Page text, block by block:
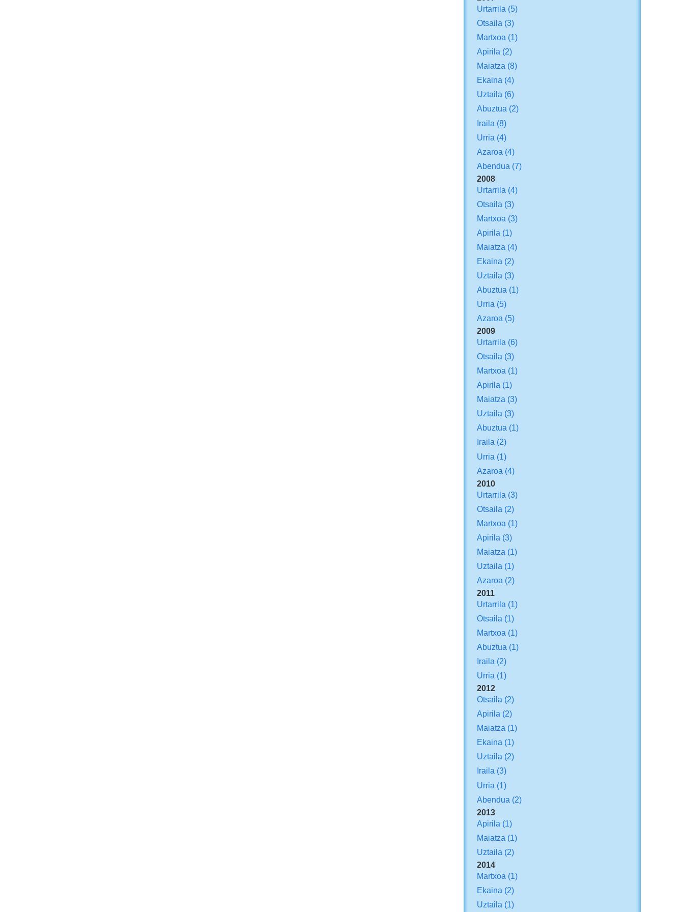
Urtarrila (5)
Otsaila (3)
Martxoa (1)
Apirila (2)
Maiatza (8)
Ekaina (4)
Uztaila (6)
Abuztua (2)
Iraila (8)
Urria (4)
Azaroa (4)
Abendua (7)
2008
Urtarrila (4)
Otsaila (3)
Martxoa (3)
Apirila (1)
Maiatza (4)
Ekaina (2)
Uztaila (3)
Abuztua (1)
Urria (5)
Azaroa (5)
2009
Urtarrila (6)
Otsaila (3)
Martxoa (1)
Apirila (1)
Maiatza (3)
Uztaila (3)
Abuztua (1)
Iraila (2)
Urria (1)
Azaroa (4)
2010
Urtarrila (3)
Otsaila (2)
Martxoa (1)
Apirila (3)
Maiatza (1)
Uztaila (1)
Azaroa (2)
2011
Urtarrila (1)
Otsaila (1)
Martxoa (1)
Abuztua (1)
Iraila (2)
Urria (1)
2012
Otsaila (2)
Apirila (2)
Maiatza (1)
Ekaina (1)
Uztaila (2)
Iraila (3)
Urria (1)
Abendua (2)
2013
Apirila (1)
Maiatza (1)
Uztaila (2)
2014
Martxoa (1)
Ekaina (2)
Uztaila (1)